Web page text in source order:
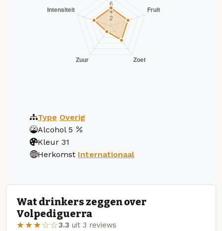
Type Overig
Alcohol 5
Kleur 31
Herkomst Internationaal
Wat drinkers zeggen over
Volpediguerra
★★★☆☆3.3 uit 3 reviews